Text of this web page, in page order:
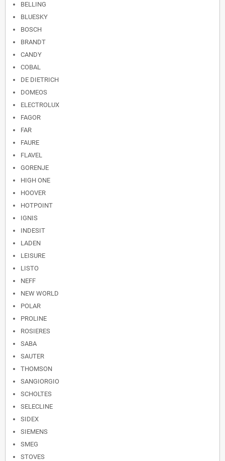
BELLING
BLUESKY
BOSCH
BRANDT
CANDY
COBAL
DE DIETRICH
DOMEOS
ELECTROLUX
FAGOR
FAR
FAURE
FLAVEL
GORENJE
HIGH ONE
HOOVER
HOTPOINT
IGNIS
INDESIT
LADEN
LEISURE
LISTO
NEFF
NEW WORLD
POLAR
PROLINE
ROSIERES
SABA
SAUTER
THOMSON
SANGIORGIO
SCHOLTES
SELECLINE
SIDEX
SIEMENS
SMEG
STOVES